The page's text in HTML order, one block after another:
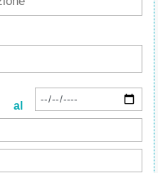
al